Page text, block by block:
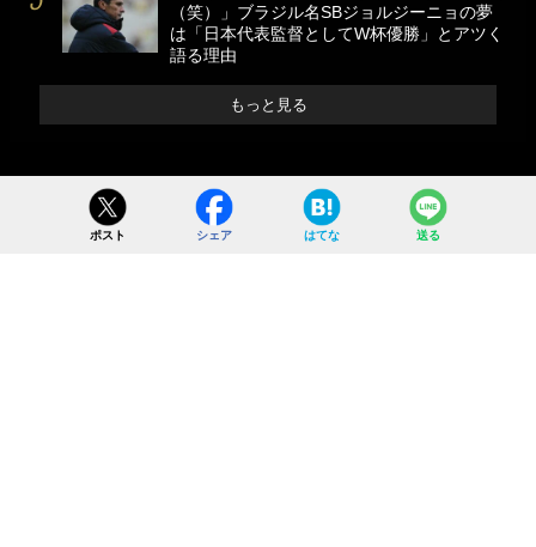
（笑）」ブラジル名SBジョルジーニョの夢
は「日本代表監督としてW杯優勝」とアツく
語る理由
もっと見る
ポスト シェア はてな 送る